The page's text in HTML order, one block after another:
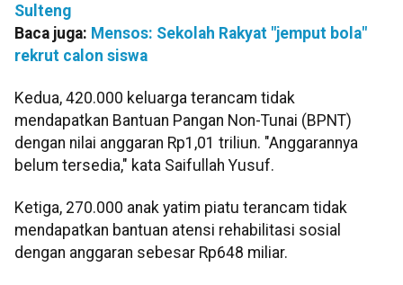
Sulteng
Baca juga: Mensos: Sekolah Rakyat "jemput bola"
rekrut calon siswa
Kedua, 420.000 keluarga terancam tidak
mendapatkan Bantuan Pangan Non-Tunai (BPNT)
dengan nilai anggaran Rp1,01 triliun. "Anggarannya
belum tersedia," kata Saifullah Yusuf.
Ketiga, 270.000 anak yatim piatu terancam tidak
mendapatkan bantuan atensi rehabilitasi sosial
dengan anggaran sebesar Rp648 miliar.